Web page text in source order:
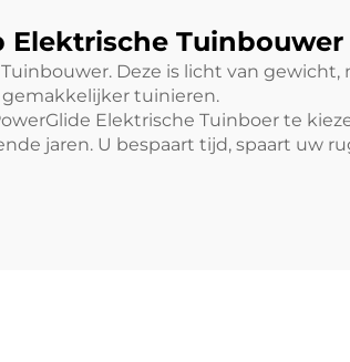
Elektrische
Deze is licht van
tuinieren.
Elektrische Tuinboer te
jaren. U bespaart tijd, spaart uw